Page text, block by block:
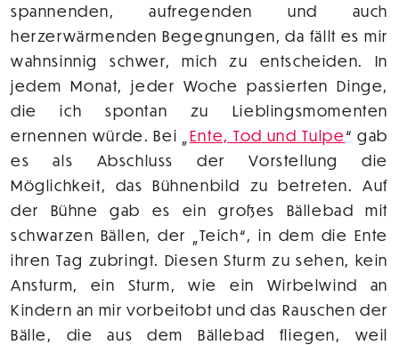
spannenden, aufregenden und auch
herzerwärmenden Begegnungen, da fällt es mir
wahnsinnig schwer, mich zu entscheiden. In
jedem Monat, jeder Woche passierten Dinge,
die ich spontan zu Lieblingsmomenten
ernennen würde. Bei „ Ente, Tod und Tulpe“ gab
es als Abschluss der Vorstellung die
Möglichkeit, das Bühnenbild zu betreten. Auf
der Bühne gab es ein großes Bällebad mit
schwarzen Bällen, der „Teich“, in dem die Ente
ihren Tag zubringt. Diesen Sturm zu sehen, kein
Ansturm, ein Sturm, wie ein Wirbelwind an
Kindern an mir vorbeitobt und das Rauschen der
Bälle, die aus dem Bällebad fliegen, weil